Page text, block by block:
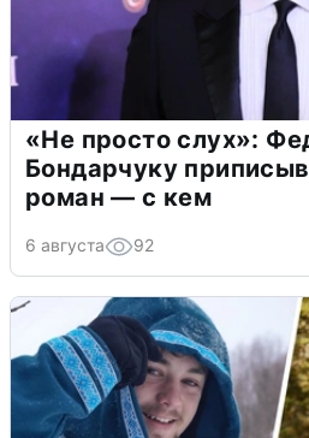
«Не просто слух»:
Бондарчуку
роман — с кем
6 августа 92